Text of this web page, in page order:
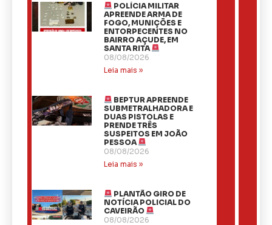
POLÍCIA MILITAR
APREENDE ARMA DE
FOGO, MUNIÇÕES E
ENTORPECENTES NO
BAIRRO AÇUDE, EM
SANTA RITA
08/08/2026
Leia mais »
BEPTUR APREENDE
SUBMETRALHADORA E
DUAS PISTOLAS E
PRENDE TRÊS
SUSPEITOS EM JOÃO
PESSOA
08/08/2026
Leia mais »
PLANTÃO GIRO DE
NOTÍCIA POLICIAL DO
CAVEIRÃO
08/08/2026